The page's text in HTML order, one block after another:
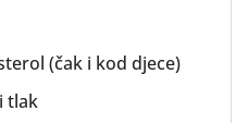
(čak i kod djece)
tlak